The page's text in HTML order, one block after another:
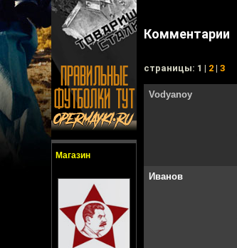
Магазин
Комментарии
cтраницы: 1 | 2 | 3
Vodyanoy
Иванов